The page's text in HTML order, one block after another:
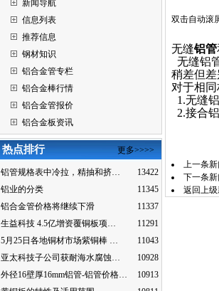
新闻导航
信息列表
推荐信息
钢材知识
铝合金管专栏
铝合金棒行情
铝合金管报价
铝合金板资讯
热点排行 更多>>>>
铝管规格表中冷拉，精抽和挤…
13422
铝业的分类
11345
铝合金管价格将继续下滑
11337
生益科技 4.5亿增资覆铜板项…
11291
5月25日各地铜材市场紫铜棒 …
11043
亚太科技子公司获耐海水腐蚀…
10928
外径16壁厚16mm铝管-铝管价格…
10913
双击自动滚
无缝铝管
无缝铝
稍差但
对于相
1.无缝
2.接合
上一条新
下一条新
返回上级